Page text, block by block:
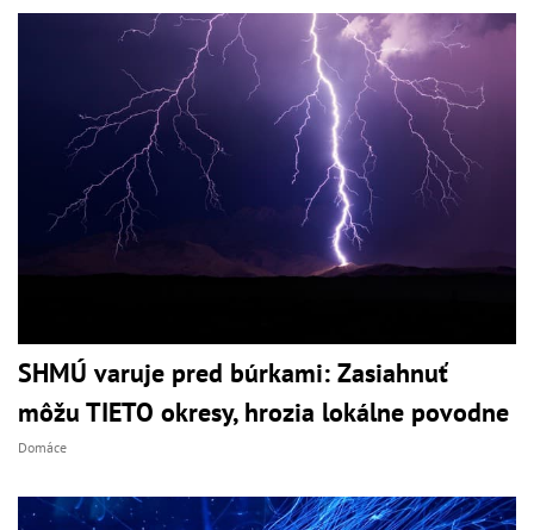
SHMÚ varuje pred búrkami: Zasiahnuť
môžu TIETO okresy, hrozia lokálne povodne
Domáce